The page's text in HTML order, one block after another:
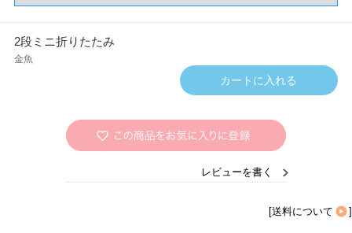
2段ミニ折りたたみ
金魚
レビューを書く
[送料について ]